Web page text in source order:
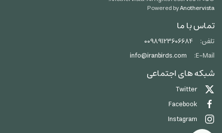
Powered byAnothervista
تماس با ما
تلفن:
00989123606684
E-Mail:
info@iranbirds.com
شبکه های اجتماعی
Twitter
Facebook
Instagram